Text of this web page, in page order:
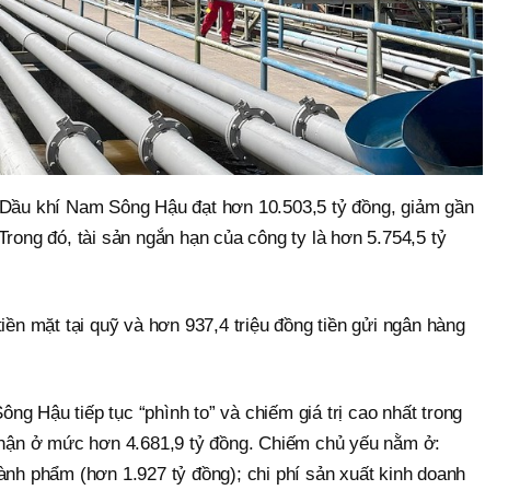
khí Nam Sông Hậu đạt hơn 10.503,5 tỷ đồng, giảm gần
đó, tài sản ngắn hạn của công ty là hơn 5.754,5 tỷ
mặt tại quỹ và hơn 937,4 triệu đồng tiền gửi ngân hàng
Hậu tiếp tục “phình to” và chiếm giá trị cao nhất trong
ở mức hơn 4.681,9 tỷ đồng. Chiếm chủ yếu nằm ở:
phẩm (hơn 1.927 tỷ đồng); chi phí sản xuất kinh doanh